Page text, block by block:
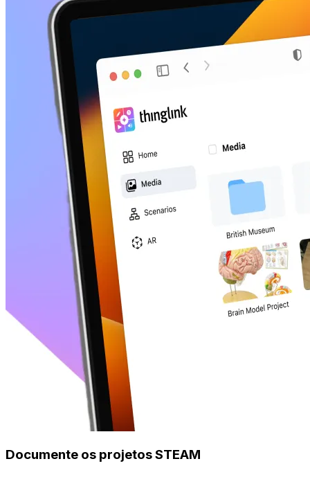
Documente os projetos STEAM